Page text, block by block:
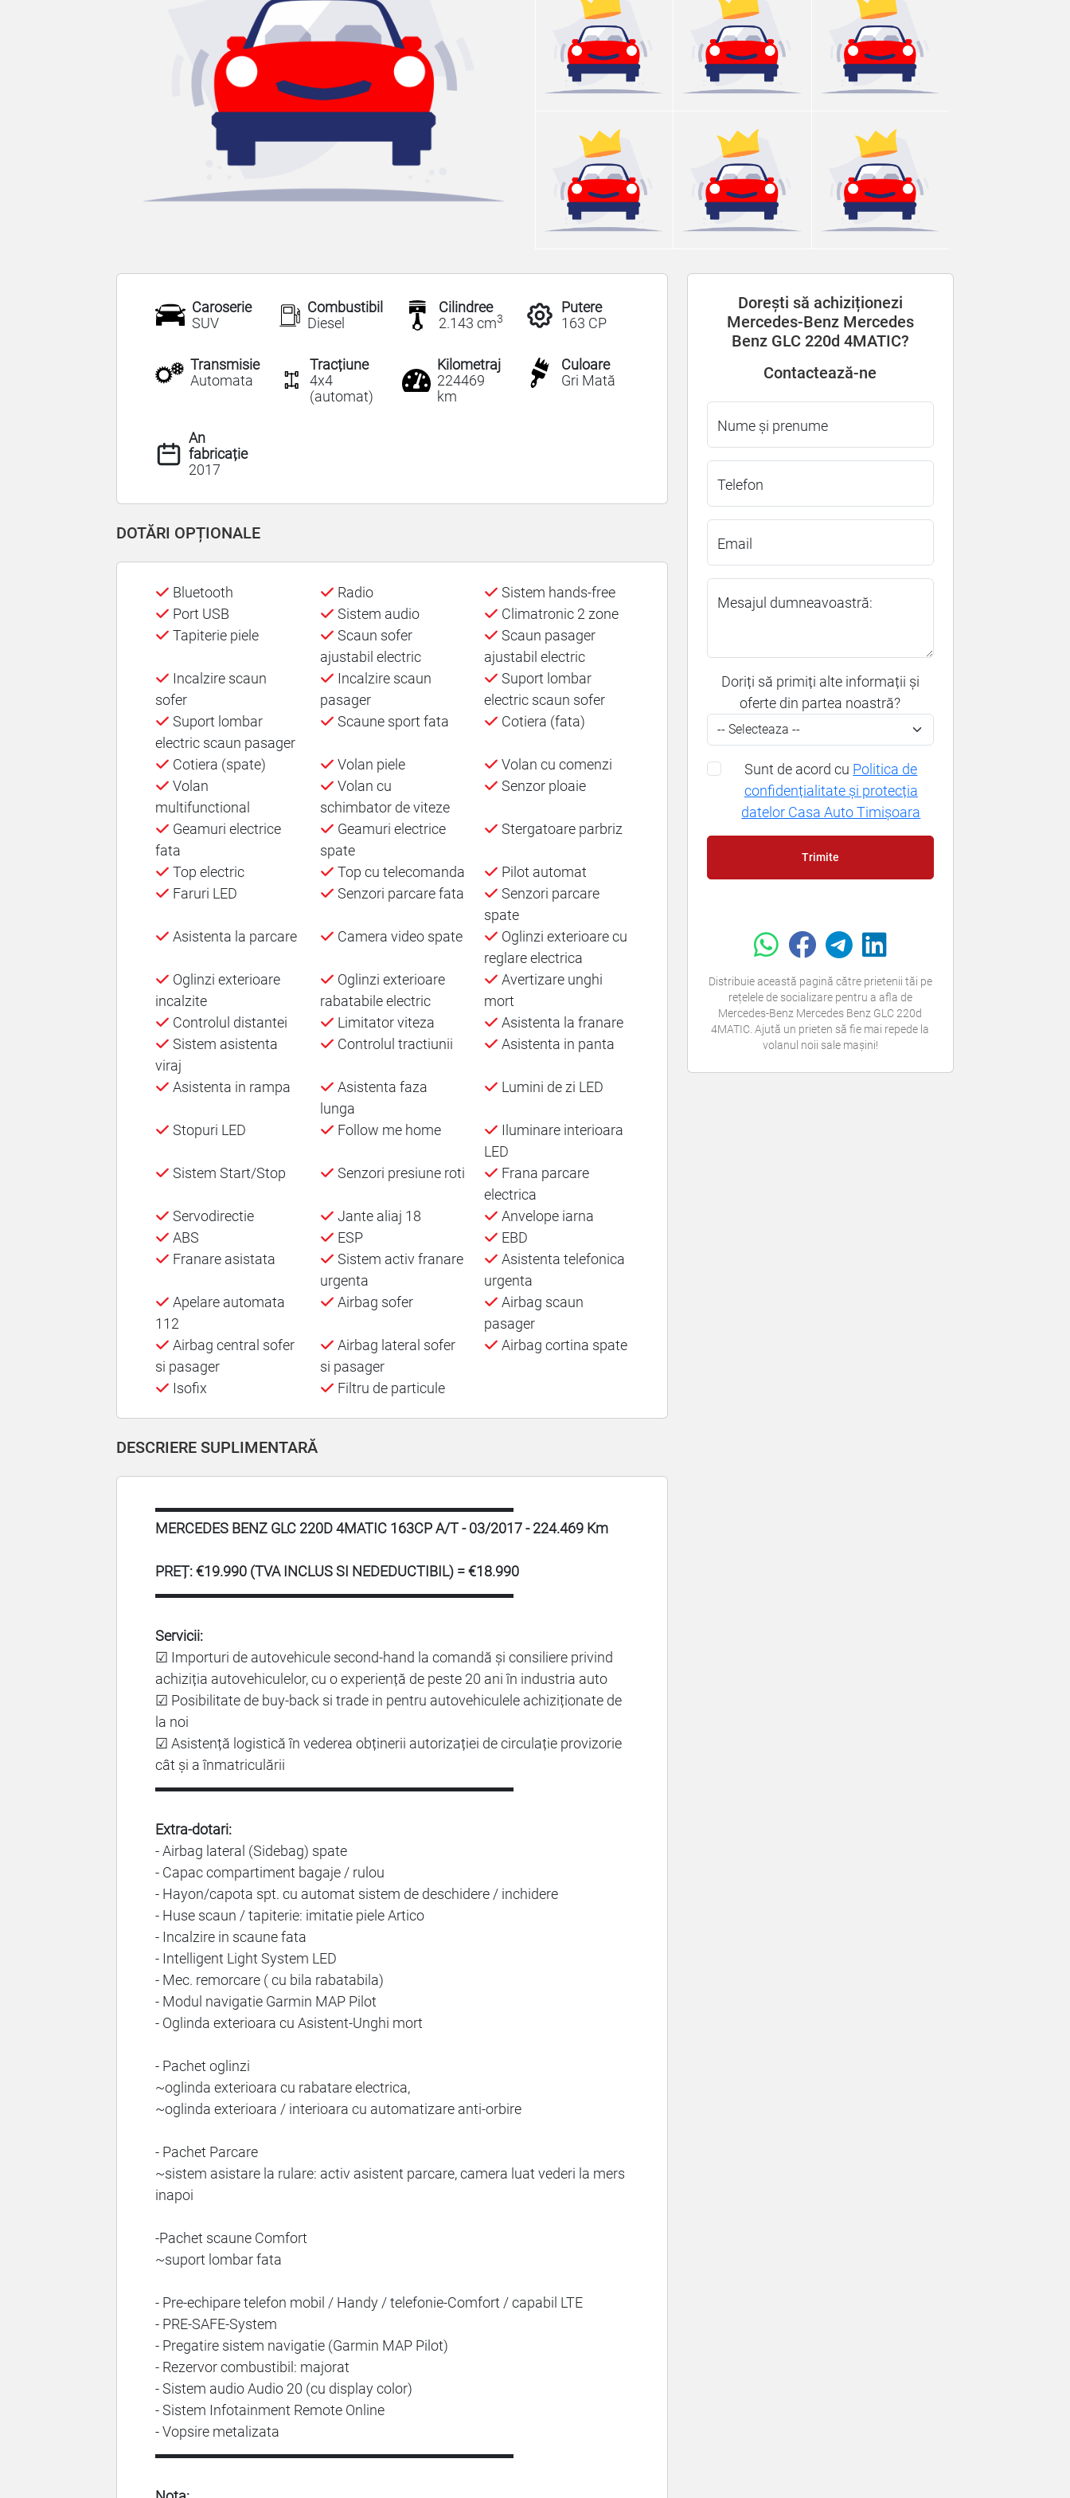
Caroserie
SUV
Combustibil
Diesel
Cilindree
2.143 cm3
Putere
163 CP
Transmisie
Automata
Tracțiune
4x4
(automat)
Kilometraj
224469
km
Culoare
Gri Mată
An
fabricație
2017
DOTĂRI OPȚIONALE
Bluetooth Radio
Sistem hands-free
Port USB
Sistem audio
Climatronic 2 zone
Tapiterie piele
Scaun sofer
ajustabil electric
Scaun pasager
ajustabil electric
Incalzire scaun
sofer
Incalzire scaun
pasager
Suport lombar
electric scaun sofer
Suport lombar
electric scaun pasager
Scaune sport fata Cotiera (fata)
Cotiera (spate) Volan piele
Volan cu comenzi
Volan
multifunctional
Volan cu
schimbator de viteze
Senzor ploaie
Geamuri electrice
fata
Geamuri electrice
spate
Stergatoare parbriz
Top electric Top cu telecomanda
Pilot automat
Faruri LED
Senzori parcare fata
Senzori parcare
spate
Asistenta la parcare
Camera video spate
Oglinzi exterioare cu
reglare electrica
Oglinzi exterioare
incalzite
Oglinzi exterioare
rabatabile electric
Avertizare unghi
mort
Controlul distantei
Limitator viteza
Asistenta la franare
Sistem asistenta
viraj
Controlul tractiunii Asistenta in panta
Asistenta in rampa
Asistenta faza
lunga
Lumini de zi LED
Stopuri LED Follow me home
Iluminare interioara
LED
Sistem Start/Stop
Senzori presiune roti
Frana parcare
electrica
Servodirectie
Jante aliaj 18
Anvelope iarna
ABS
ESP
EBD
Franare asistata
Sistem activ franare
urgenta
Asistenta telefonica
urgenta
Apelare automata
112
Airbag sofer
Airbag scaun
pasager
Airbag central sofer
si pasager
Airbag lateral sofer
si pasager
Airbag cortina spate
Isofix Filtru de particule
DESCRIERE SUPLIMENTARĂ
▬▬▬▬▬▬▬▬▬▬▬▬▬▬▬▬▬▬▬▬▬▬▬▬▬
MERCEDES BENZ GLC 220D 4MATIC 163CP A/T - 03/2017 - 224.469 Km
PREȚ: €19.990 (TVA INCLUS SI NEDEDUCTIBIL) = €18.990
▬▬▬▬▬▬▬▬▬▬▬▬▬▬▬▬▬▬▬▬▬▬▬▬▬
Servicii:
☑ Importuri de autovehicule second-hand la comandă și consiliere privind
achiziția autovehiculelor, cu o experiență de peste 20 ani în industria auto
☑ Posibilitate de buy-back si trade in pentru autovehiculele achiziționate de
la noi
☑ Asistență logistică în vederea obținerii autorizației de circulație provizorie
cât și a înmatriculării
▬▬▬▬▬▬▬▬▬▬▬▬▬▬▬▬▬▬▬▬▬▬▬▬▬
Extra-dotari:
- Airbag lateral (Sidebag) spate
- Capac compartiment bagaje / rulou
- Hayon/capota spt. cu automat sistem de deschidere / inchidere
- Huse scaun / tapiterie: imitatie piele Artico
- Incalzire in scaune fata
- Intelligent Light System LED
- Mec. remorcare ( cu bila rabatabila)
- Modul navigatie Garmin MAP Pilot
- Oglinda exterioara cu Asistent-Unghi mort
- Pachet oglinzi
~oglinda exterioara cu rabatare electrica,
~oglinda exterioara / interioara cu automatizare anti-orbire
- Pachet Parcare
~sistem asistare la rulare: activ asistent parcare, camera luat vederi la mers
inapoi
-Pachet scaune Comfort
~suport lombar fata
- Pre-echipare telefon mobil / Handy / telefonie-Comfort / capabil LTE
- PRE-SAFE-System
- Pregatire sistem navigatie (Garmin MAP Pilot)
- Rezervor combustibil: majorat
- Sistem audio Audio 20 (cu display color)
- Sistem Infotainment Remote Online
- Vopsire metalizata
▬▬▬▬▬▬▬▬▬▬▬▬▬▬▬▬▬▬▬▬▬▬▬▬▬
Dorești să achiziționezi
Mercedes-Benz Mercedes
Benz GLC 220d 4MATIC?
Contactează-ne
Nume și prenume
Telefon
Email
Mesajul dumneavoastră:
Doriți să primiți alte informații și
oferte din partea noastră?
Sunt de acord cu Politica de
confidențialitate și protecția
datelor Casa Auto Timișoara
Trimite
Distribuie această pagină către prietenii tăi pe
rețelele de socializare pentru a afla de
Mercedes-Benz Mercedes Benz GLC 220d
4MATIC. Ajută un prieten să fie mai repede la
volanul noii sale mașini!